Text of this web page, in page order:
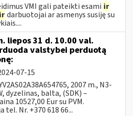
VMI gali pateikti esami ir
irdarbuotojai ar asmenys susiję su
liepos 31 d. 10.00 val.
valstybei perduotą
07-15
2007 m., N3-
dyzelinas, balta, (SDK) –
10527,00 Eur su PVM.
Nr. +370 618 66...